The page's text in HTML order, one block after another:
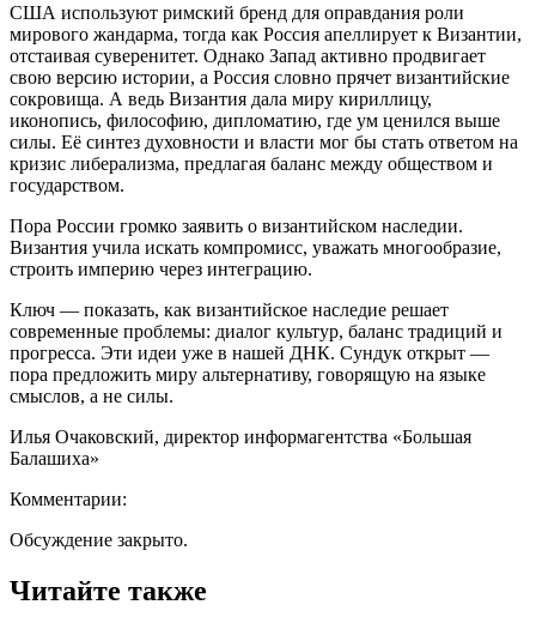
США используют римский бренд для оправдания роли
мирового жандарма, тогда как Россия апеллирует к Византии,
отстаивая суверенитет. Однако Запад активно продвигает
свою версию истории, а Россия словно прячет византийские
сокровища. А ведь Византия дала миру кириллицу,
иконопись, философию, дипломатию, где ум ценился выше
силы. Её синтез духовности и власти мог бы стать ответом на
кризис либерализма, предлагая баланс между обществом и
государством.
Пора России громко заявить о византийском наследии.
Византия учила искать компромисс, уважать многообразие,
строить империю через интеграцию.
Ключ — показать, как византийское наследие решает
современные проблемы: диалог культур, баланс традиций и
прогресса. Эти идеи уже в нашей ДНК. Сундук открыт —
пора предложить миру альтернативу, говорящую на языке
смыслов, а не силы.
Илья Очаковский, директор информагентства «Большая
Балашиха»
Комментарии:
Обсуждение закрыто.
Читайте также